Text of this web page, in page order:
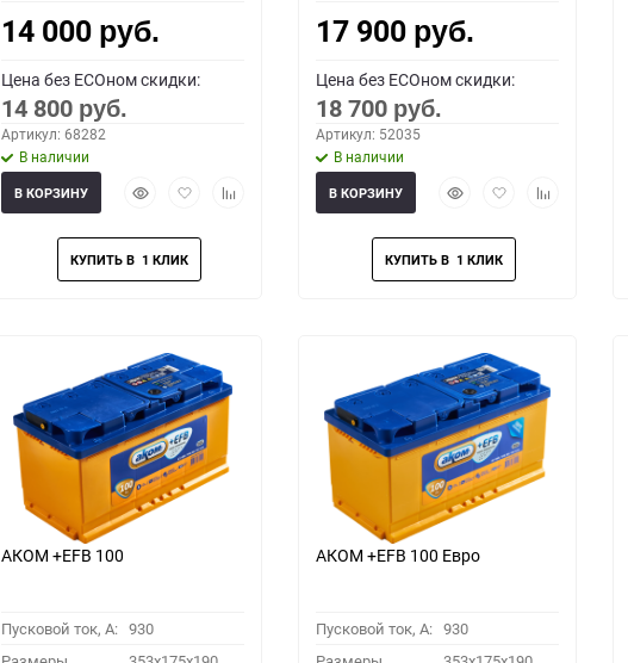
14 000 руб.
Цена без ECOном скидки:
14 800 руб.
Артикул: 68282
В наличии
БыстрыйДобавить
избранное
Добавить
В КОРЗИНУ
17 900 руб.
Цена без ECOном скидки:
18 700 руб.
Артикул: 52035
В наличии
БыстрыйДобавить
избранное
Добавить
В КОРЗИНУ
АКОМ +EFB 100
Пусковой ток, A: 930
АКОМ +EFB 100 Евро
Пусковой ток, A: 930